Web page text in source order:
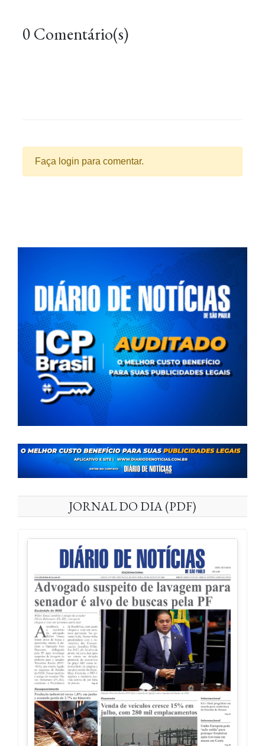
0 Comentário(s)
Faça login para comentar.
JORNAL DO DIA (PDF)